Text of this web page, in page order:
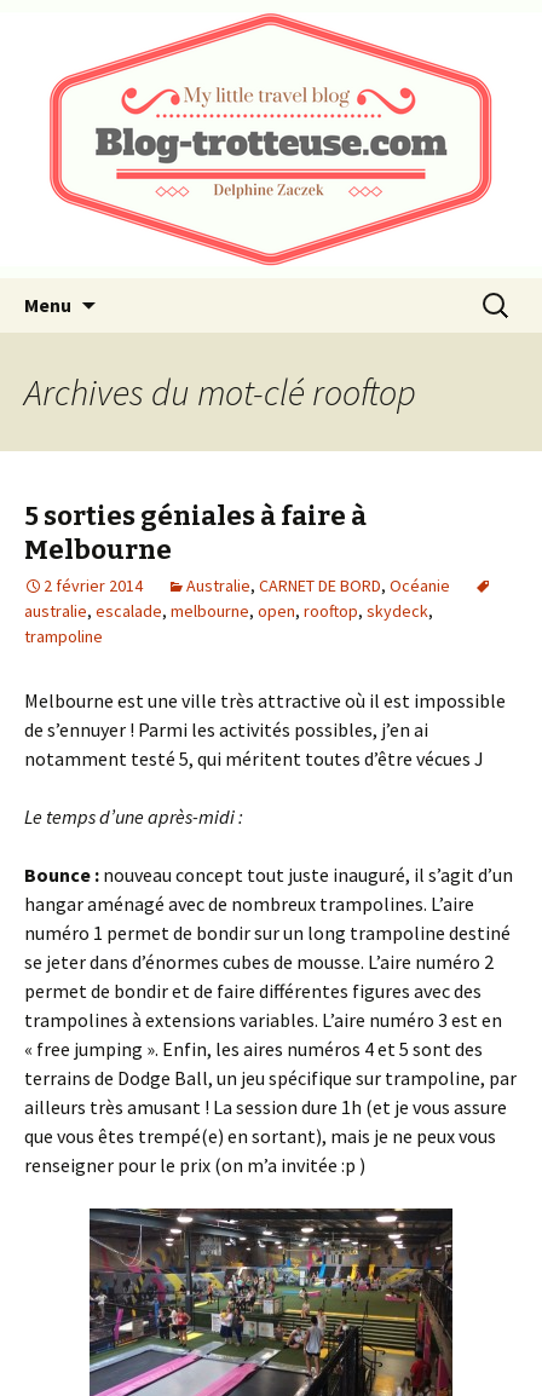
Blog-trotteuse.com
My little travel blog …
Menu
Archives du mot-clé rooftop
5 sorties géniales à faire à
Melbourne
2 février 2014 Australie, CARNET DE BORD, Océanie
australie, escalade, melbourne, open, rooftop, skydeck,
trampoline
Melbourne est une ville très attractive où il est impossible
de s’ennuyer ! Parmi les activités possibles, j’en ai
notamment testé 5, qui méritent toutes d’être vécues J
Le temps d’une après-midi :
Bounce : nouveau concept tout juste inauguré, il s’agit d’un
hangar aménagé avec de nombreux trampolines. L’aire
numéro 1 permet de bondir sur un long trampoline destiné
se jeter dans d’énormes cubes de mousse. L’aire numéro 2
permet de bondir et de faire différentes figures avec des
trampolines à extensions variables. L’aire numéro 3 est en
« free jumping ». Enfin, les aires numéros 4 et 5 sont des
terrains de Dodge Ball, un jeu spécifique sur trampoline, par
ailleurs très amusant ! La session dure 1h (et je vous assure
que vous êtes trempé(e) en sortant), mais je ne peux vous
renseigner pour le prix (on m’a invitée :p )